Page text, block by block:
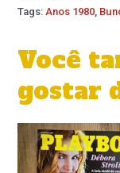
Tags:Anos 1980,
Você
gostar